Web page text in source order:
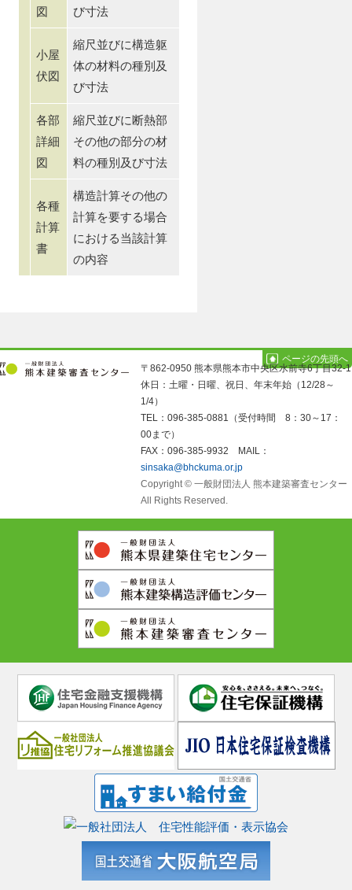
図
び寸法
小屋
伏図
縮尺並びに構造躯
体の材料の種別及
び寸法
各部
詳細
図
縮尺並びに断熱部
その他の部分の材
料の種別及び寸法
各種
計算
書
構造計算その他の
計算を要する場合
における当該計算
の内容
ページの先頭へ
〒862-0950 熊本県熊本市中央区水前寺6丁目32-1
休日：土曜・日曜、祝日、年末年始（12/28～
1/4）
TEL：096-385-0881（受付時間 8：30～17：
00まで）
FAX：096-385-9932 MAIL：
sinsaka@bhckuma.or.jp
Copyright © 一般財団法人 熊本建築審査センター
All Rights Reserved.